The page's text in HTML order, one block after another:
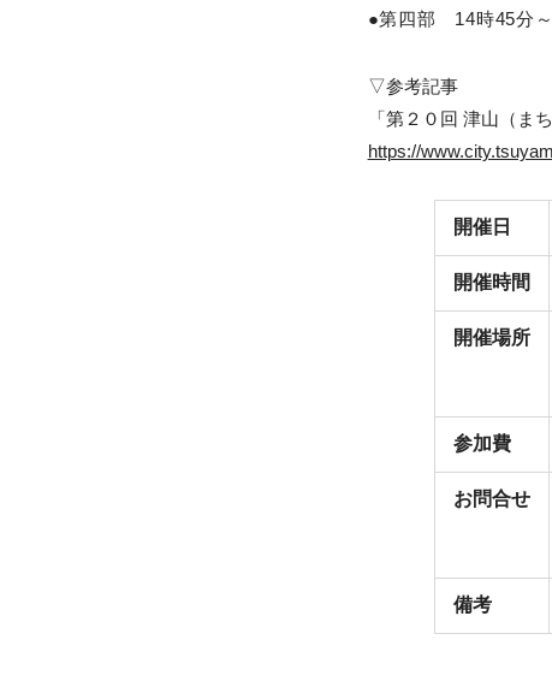
●第四部 14時45分～
▽参考記事
「第２０回 津山（ま
https://
開催日
開催時間
開催場所
参加費
お問合せ
備考